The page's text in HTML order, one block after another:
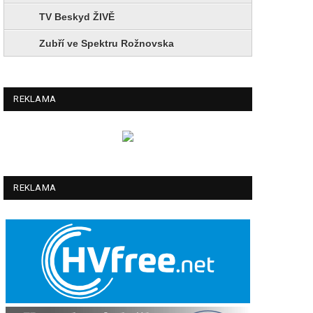
TV Beskyd ŽIVĚ
Zubří ve Spektru Rožnovska
REKLAMA
REKLAMA